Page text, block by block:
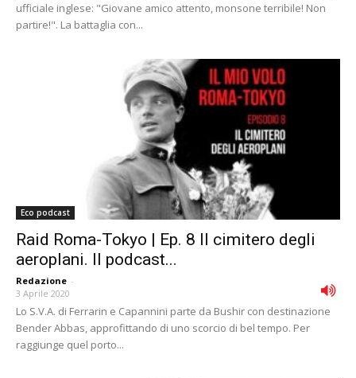
ufficiale inglese: "Giovane amico attento, monsone terribile! Non
partire!". La battaglia con...
Eco podcast
Raid Roma-Tokyo | Ep. 8 Il cimitero degli
aeroplani. Il podcast...
Redazione -
3 Aprile 2020
Lo S.V.A. di Ferrarin e Capannini parte da Bushir con destinazione
Bender Abbas, approfittando di uno scorcio di bel tempo. Per
raggiunge quel porto...